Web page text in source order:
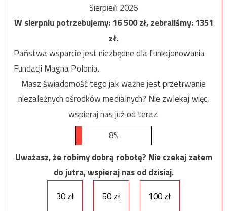
Sierpień 2026
W sierpniu potrzebujemy:16 500zł, zebraliśmy:1351
zł.
Państwa wsparcie jest niezbędne dla funkcjonowania
Fundacji Magna Polonia.
Masz świadomość tego jak ważne jest przetrwanie
niezależnych ośrodków medialnych? Nie zwlekaj więc,
wspieraj nas już od teraz.
8%
Uważasz, że robimy dobrą robotę? Nie czekaj zatem
do jutra, wspieraj nas od dzisiaj.
30 zł
50 zł 100 zł